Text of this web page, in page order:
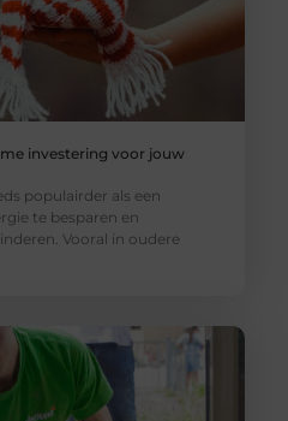
investering voor jouw
populairder als een
te besparen en
Vooral in oudere